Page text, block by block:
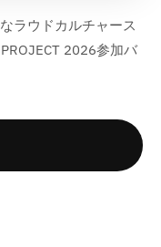
ラウドカルチャース
2026参加バ